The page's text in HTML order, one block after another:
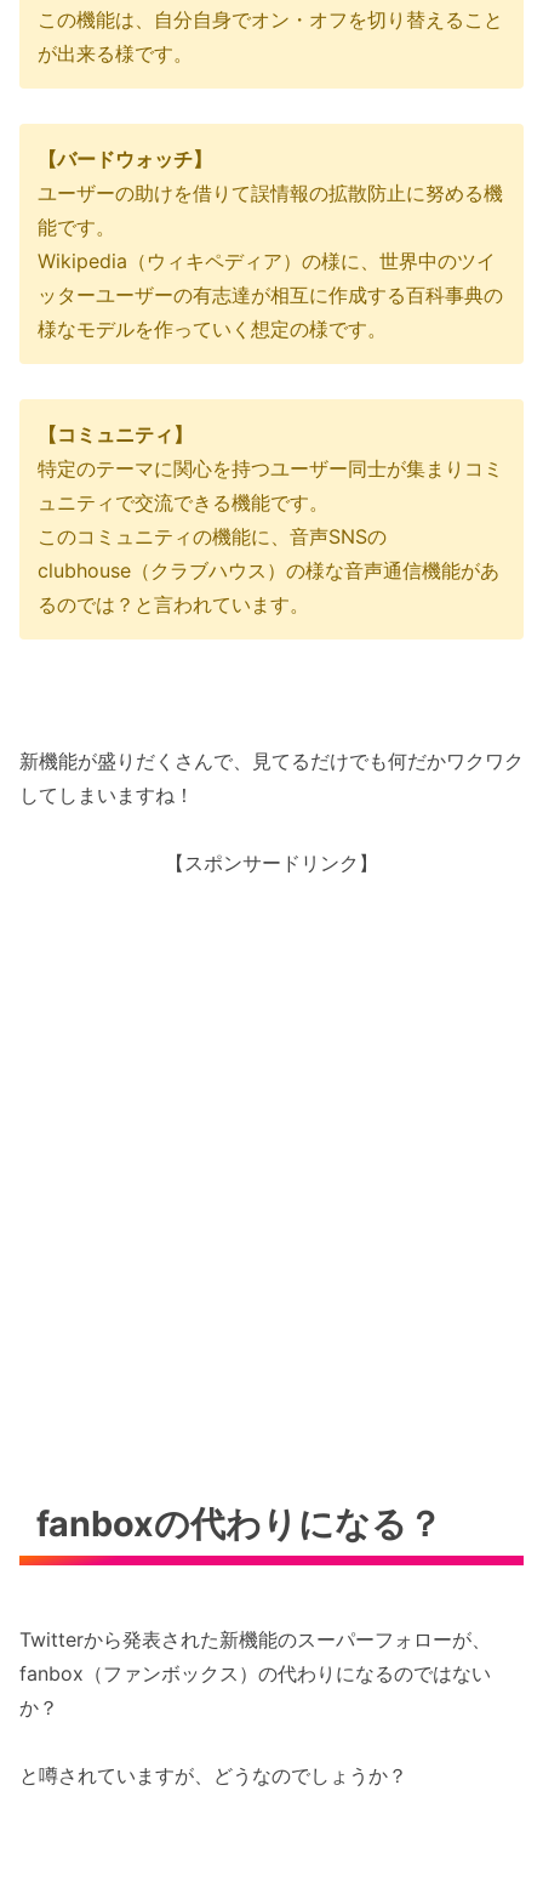
この機能は、自分自身でオン・オフを切り替えること
が出来る様です。
【バードウォッチ】
ユーザーの助けを借りて誤情報の拡散防止に努める機
能です。
Wikipedia（ウィキペディア）の様に、世界中のツイ
ッターユーザーの有志達が相互に作成する百科事典の
様なモデルを作っていく想定の様です。
【コミュニティ】
特定のテーマに関心を持つユーザー同士が集まりコミ
ュニティで交流できる機能です。
このコミュニティの機能に、音声SNSの
clubhouse（クラブハウス）の様な音声通信機能があ
るのでは？と言われています。
新機能が盛りだくさんで、見てるだけでも何だかワクワク
してしまいますね！
【スポンサードリンク】
fanboxの代わりになる？
Twitterから発表された新機能のスーパーフォローが、
fanbox（ファンボックス）の代わりになるのではない
か？
と噂されていますが、どうなのでしょうか？